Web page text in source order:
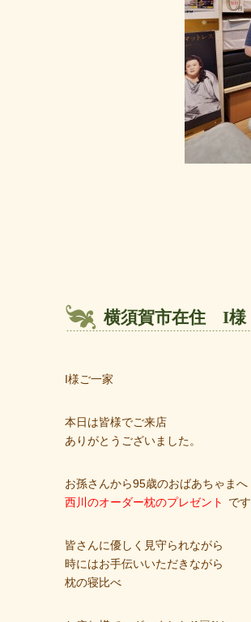
横須賀市在住 I様
I様ご一家
本日は皆様でご来店
ありがとうございました。
お孫さんから95歳のおばあちゃまへ
西川のオーダー枕のプレゼント
です
皆さんに優しく見守られながら
時にはお手伝いいただきながら
枕の寝比べ